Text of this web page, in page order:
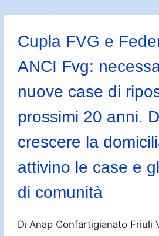
Cupla FVG e
ANCI Fvg:
nuove case di
prossimi 20 anni.
crescere la
attivino le case e
di comunità
Di Anap Confartigianato Friuli